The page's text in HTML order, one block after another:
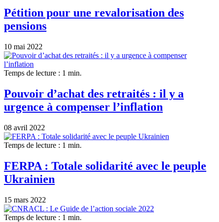
Pétition pour une revalorisation des
pensions
10 mai 2022
Temps de lecture : 1 min.
Pouvoir d’achat des retraités : il y a
urgence à compenser l’inflation
08 avril 2022
Temps de lecture : 1 min.
FERPA : Totale solidarité avec le peuple
Ukrainien
15 mars 2022
Temps de lecture : 1 min.